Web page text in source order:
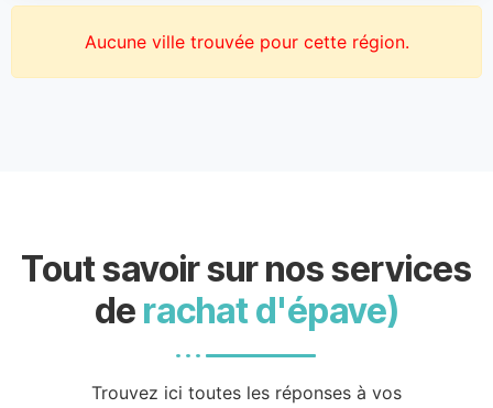
Aucune ville trouvée pour cette région.
Tout savoir sur nos services
de rachat d'épave)
Trouvez ici toutes les réponses à vos